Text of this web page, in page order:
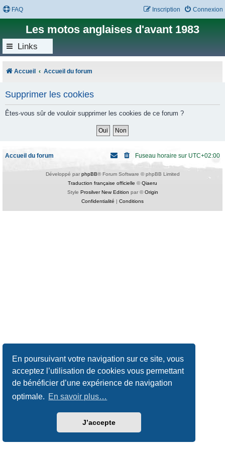
En poursuivant votre navigation sur ce site, vous
acceptez l’utilisation de cookies vous permettant
de bénéficier d’une expérience de navigation
optimale. En savoir plus…
J’accepte
FAQ Connexion
Inscription
Les motos anglaises d'avant 1983
Links
Accueil Accueil du forum
Supprimer les cookies
Êtes-vous sûr de vouloir supprimer les cookies de ce forum ?
Accueil du forum Fuseau horaire sur UTC+02:00
Développé par phpBB® Forum Software © phpBB Limited
Traduction française officielle ©Qiaeru
Style Prosilver New Edition par ©Origin
Confidentialité | Conditions